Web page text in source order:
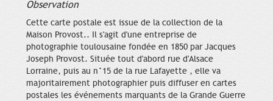
Observation
Cette carte postale est issue de la collection de la
Maison Provost.. Il s'agit d'une entreprise de
photographie toulousaine fondée en 1850 par Jacques
Joseph Provost. Située tout d'abord rue d'Alsace
Lorraine, puis au n°15 de la rue Lafayette , elle va
majoritairement photographier puis diffuser en cartes
postales les événements marquants de la Grande Guerre